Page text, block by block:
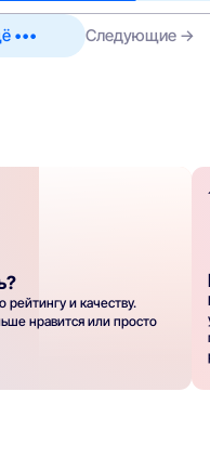
••• Следующие →
и качеству.
нравится или просто